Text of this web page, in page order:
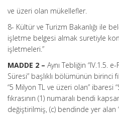
ve üzeri olan mükellefler.
8- Kültür ve Turizm Bakanlığı ile
işletme belgesi almak suretiyle
işletmeleri.”
MADDE 2 – Aynı Tebliğin “IV.1.5.
Süresi” başlıklı bölümünün birinci
“5 Milyon TL ve üzeri olan” ibaresi
fıkrasının (1) numaralı bendi
değiştirilmiş, (c) bendinde yer alan